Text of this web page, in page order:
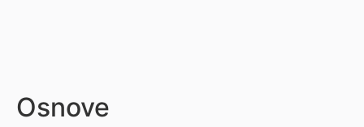
Osnove